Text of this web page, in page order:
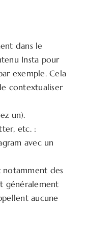
dans le
Insta pour
exemple. Cela
contextualiser
un).
etc. :
avec un
notamment des
généralement
aucune